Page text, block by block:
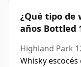
¿Qué tipo de
años Bottled
Highland Park
Whisky